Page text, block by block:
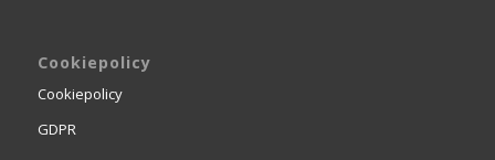
Cookiepolicy
Cookiepolicy
GDPR